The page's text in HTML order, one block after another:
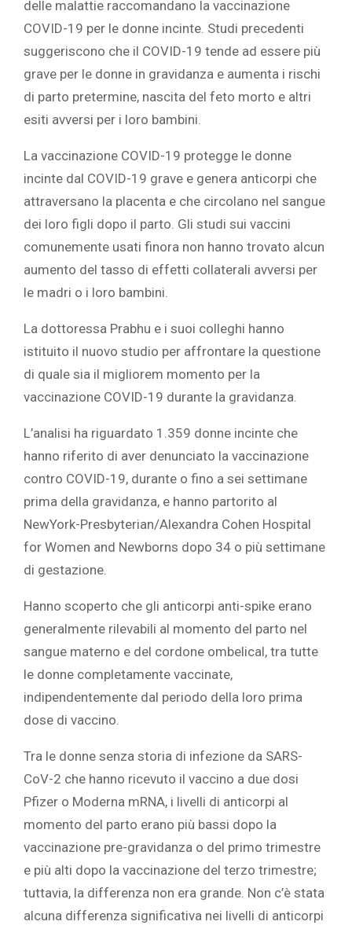
delle malattie raccomandano la vaccinazione
COVID-19 per le donne incinte. Studi precedenti
suggeriscono che il COVID-19 tende ad essere più
grave per le donne in gravidanza e aumenta i rischi
di parto pretermine, nascita del feto morto e altri
esiti avversi per i loro bambini.
La vaccinazione COVID-19 protegge le donne
incinte dal COVID-19 grave e genera anticorpi che
attraversano la placenta e che circolano nel sangue
dei loro figli dopo il parto. Gli studi sui vaccini
comunemente usati finora non hanno trovato alcun
aumento del tasso di effetti collaterali avversi per
le madri o i loro bambini.‎
‎La dottoressa Prabhu e i suoi colleghi hanno
istituito il nuovo studio per affrontare la questione
di quale sia il migliorem momento per la
vaccinazione COVID-19 durante la gravidanza.
L’analisi ha riguardato 1.359 donne incinte che
hanno riferito di aver denunciato la vaccinazione
contro COVID-19, durante o fino a sei settimane
prima della gravidanza, e hanno partorito al
NewYork-Presbyterian/Alexandra Cohen Hospital
for Women and Newborns dopo 34 o più settimane
di gestazione.‎
‎Hanno scoperto che gli anticorpi anti-spike erano
generalmente rilevabili al momento del parto nel
sangue materno e del cordone ombelical, tra tutte
le donne completamente vaccinate,
indipendentemente dal periodo della loro prima
dose di vaccino.
Tra le donne senza storia di infezione da SARS-
CoV-2 che hanno ricevuto il vaccino a due dosi
Pfizer o Moderna mRNA, i livelli di anticorpi al
momento del parto erano più bassi dopo la
vaccinazione pre-gravidanza o del primo trimestre
e più alti dopo la vaccinazione del terzo trimestre;
tuttavia, la differenza non era grande. Non c’è stata
alcuna differenza significativa nei livelli di anticorpi